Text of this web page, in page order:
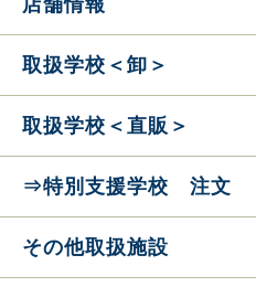
取扱学校＜卸＞
取扱学校＜直販＞
⇒特別支援学校 注文
その他取扱施設